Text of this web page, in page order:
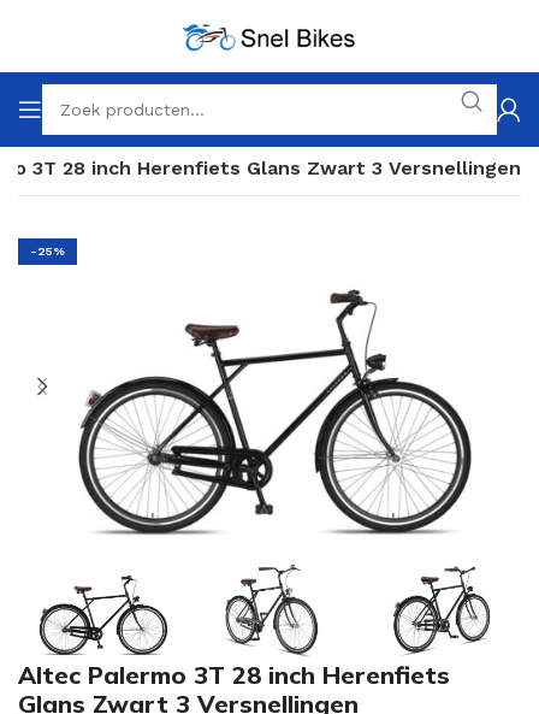
3T 28 inch Herenfiets Glans Zwart 3 Versnellingen
-25%
Altec Palermo 3T 28 inch Herenfiets
Glans Zwart 3 Versnellingen